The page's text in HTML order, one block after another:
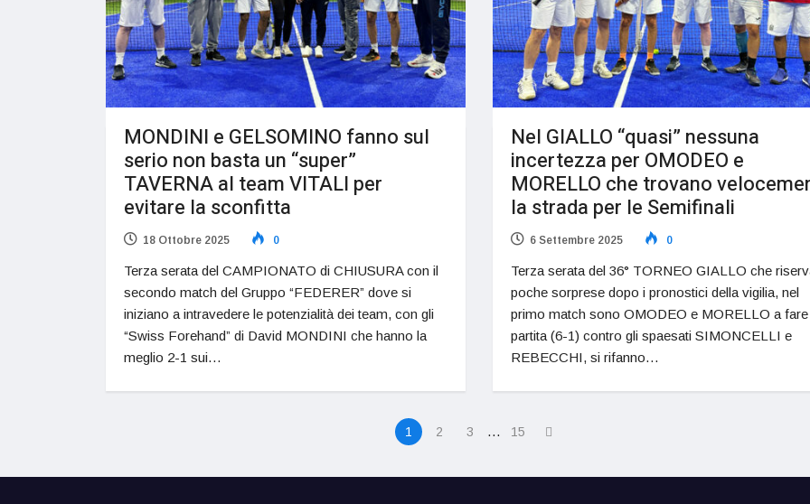
MONDINI e GELSOMINO fanno sul
serio non basta un “super”
TAVERNA al team VITALI per
evitare la sconfitta
18 Ottobre 2025 0
Terza serata del CAMPIONATO di CHIUSURA con il
secondo match del Gruppo “FEDERER” dove si
iniziano a intravedere le potenzialità dei team, con gli
“Swiss Forehand” di David MONDINI che hanno la
meglio 2-1 sui…
Nel GIALLO “quasi” nessuna
incertezza per OMODEO e
MORELLO che trovano
la strada per le Semifinali
6 Settembre 2025 0
Terza serata del 36° TORNEO GIALLO che
poche sorprese dopo i pronostici della vigilia, nel
primo match sono OMODEO e MORELLO a fare
partita (6-1) contro gli spaesati SIMONCELLI e
REBECCHI, si rifanno…
1 2 3 … 15